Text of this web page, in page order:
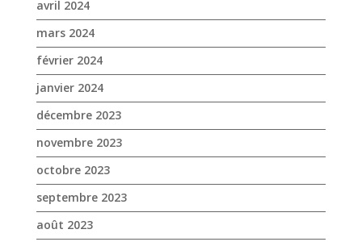
novembre 2023
octobre 2023
septembre 2023
août 2023
juin 2023
mai 2023
avril 2023
mars 2023
janvier 2023